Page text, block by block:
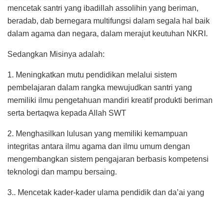
mencetak santri yang ibadillah assolihin yang beriman,
beradab, dab bernegara multifungsi dalam segala hal baik
dalam agama dan negara, dalam merajut keutuhan NKRI.
Sedangkan Misinya adalah:
1. Meningkatkan mutu pendidikan melalui sistem
pembelajaran dalam rangka mewujudkan santri yang
memiliki ilmu pengetahuan mandiri kreatif produkti beriman
serta bertaqwa kepada Allah SWT
2. Menghasilkan lulusan yang memiliki kemampuan
integritas antara ilmu agama dan ilmu umum dengan
mengembangkan sistem pengajaran berbasis kompetensi
teknologi dan mampu bersaing.
3.. Mencetak kader-kader ulama pendidik dan da’ai yang